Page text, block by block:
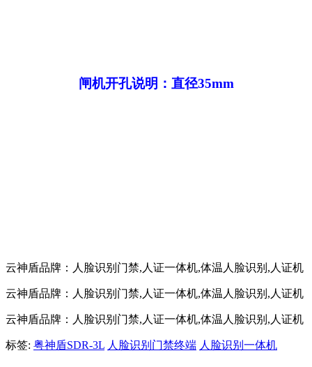
闸机开孔说明：直径35mm
云神盾品牌：人脸识别门禁,人证一体机,体温人脸识别,人证机
云神盾品牌：人脸识别门禁,人证一体机,体温人脸识别,人证机
云神盾品牌：人脸识别门禁,人证一体机,体温人脸识别,人证机
标签: 粤神盾SDR-3L 人脸识别门禁终端 人脸识别一体机